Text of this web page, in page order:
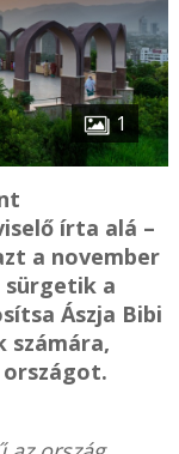
1
írta alá –
a november
sürgetik a
Ászja Bibi
számára,
országot.